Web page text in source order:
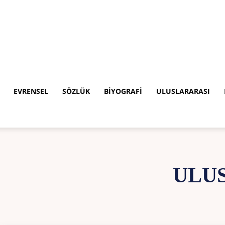
EVRENSEL SÖZLÜK BIYOGRAFI ULUSLARARASI